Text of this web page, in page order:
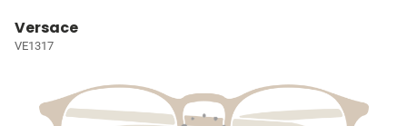
Versace
VE1317